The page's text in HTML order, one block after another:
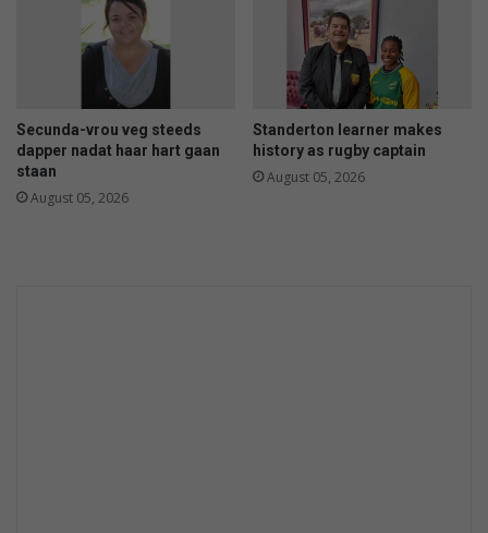
Secunda-vrou veg steeds
dapper nadat haar hart gaan
staan
August 05, 2026
Standerton learner makes
history as rugby captain
August 05, 2026